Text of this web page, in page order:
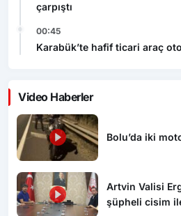
çarpıştı
00:45
Karabük’te hafif ticari araç
Video Haberler
Bolu’da iki
Artvin Valisi
şüpheli cisim